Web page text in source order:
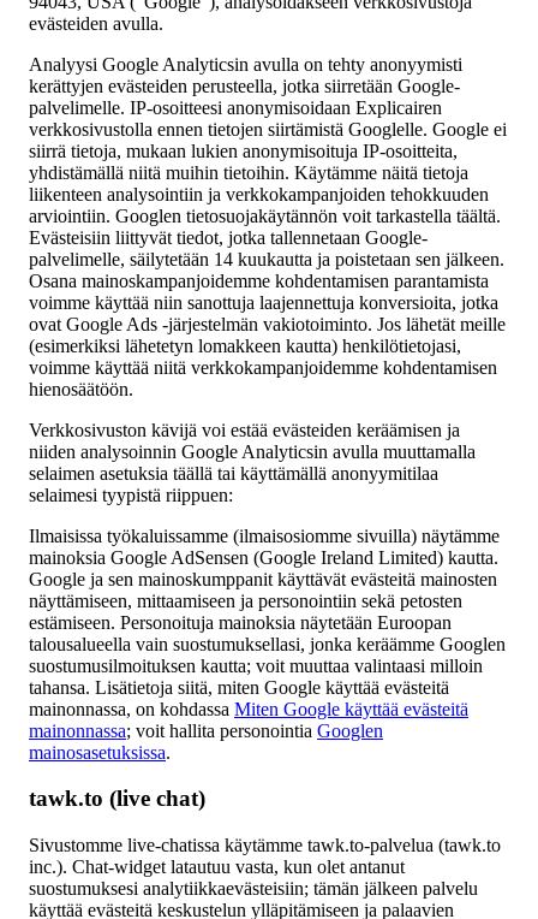
evästeiden avulla.
Analyysi Google Analyticsin avulla on tehty anonyymisti
kerättyjen evästeiden perusteella, jotka siirretään Google-
palvelimelle. IP-osoitteesi anonymisoidaan Explicairen
verkkosivustolla ennen tietojen siirtämistä Googlelle. Google ei
siirrä tietoja, mukaan lukien anonymisoituja IP-osoitteita,
yhdistämällä niitä muihin tietoihin. Käytämme näitä tietoja
liikenteen analysointiin ja verkkokampanjoiden tehokkuuden
arviointiin. Googlen tietosuojakäytännön voit tarkastella täältä.
Evästeisiin liittyvät tiedot, jotka tallennetaan Google-
palvelimelle, säilytetään 14 kuukautta ja poistetaan sen jälkeen.
Osana mainoskampanjoidemme kohdentamisen parantamista
voimme käyttää niin sanottuja laajennettuja konversioita, jotka
ovat Google Ads -järjestelmän vakiotoiminto. Jos lähetät meille
(esimerkiksi lähetetyn lomakkeen kautta) henkilötietojasi,
voimme käyttää niitä verkkokampanjoidemme kohdentamisen
hienosäätöön.
Verkkosivuston kävijä voi estää evästeiden keräämisen ja
niiden analysoinnin Google Analyticsin avulla muuttamalla
selaimen asetuksia täällä tai käyttämällä anonyymitilaa
selaimesi tyypistä riippuen:
Ilmaisissa työkaluissamme (ilmaisosiomme sivuilla) näytämme
mainoksia Google AdSensen (Google Ireland Limited) kautta.
Google ja sen mainoskumppanit käyttävät evästeitä mainosten
näyttämiseen, mittaamiseen ja personointiin sekä petosten
estämiseen. Personoituja mainoksia näytetään Euroopan
talousalueella vain suostumuksellasi, jonka keräämme Googlen
suostumusilmoituksen kautta; voit muuttaa valintaasi milloin
tahansa. Lisätietoja siitä, miten Google käyttää evästeitä
mainonnassa, on kohdassa Miten Google käyttää evästeitä
mainonnassa; voit hallita personointia Googlen
mainosasetuksissa.
tawk.to (live chat)
Sivustomme live-chatissa käytämme tawk.to-palvelua (tawk.to
inc.). Chat-widget latautuu vasta, kun olet antanut
suostumuksesi analytiikkaevästeisiin; tämän jälkeen palvelu
käyttää evästeitä keskustelun ylläpitämiseen ja palaavien